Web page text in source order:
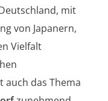
mit
von Japanern,
Vielfalt
das Thema